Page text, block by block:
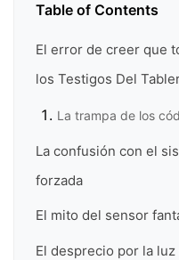
Table of Contents
El error de creer que
los Testigos Del
La trampa de los
La confusión con el
forzada
El mito del sensor
El desprecio por la